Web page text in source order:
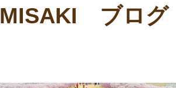
MISAKI ブログ